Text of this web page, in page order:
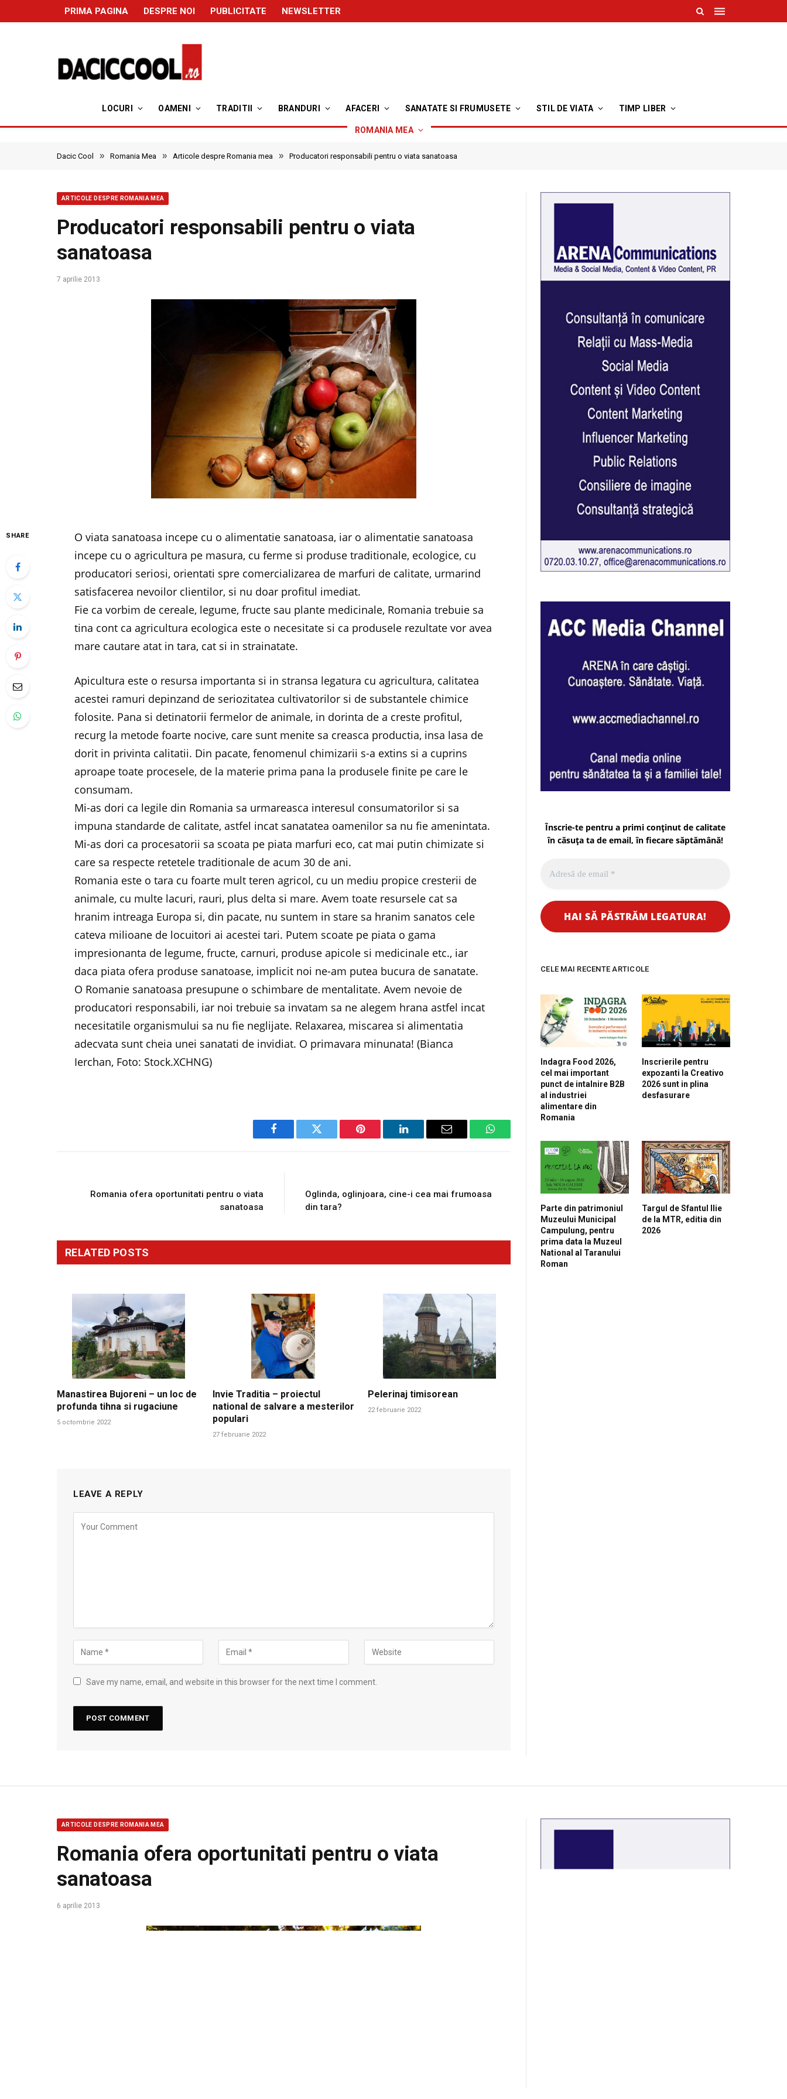
PRIMA PAGINA DESPRE NOI PUBLICITATE NEWSLETTER
LOCURI OAMENI TRADITII BRANDURI AFACERI SANATATE SI FRUMUSETE STIL DE VIATA TIMP LIBER
ROMANIA MEA
Dacic Cool » Romania Mea » Articole despre Romania mea » Producatori responsabili pentru o viata sanatoasa
ARTICOLE DESPRE ROMANIA MEA
Producatori responsabili pentru o viata
sanatoasa
7 aprilie 2013
SHARE
O viata sanatoasa incepe cu o alimentatie sanatoasa, iar o alimentatie sanatoasa
incepe cu o agricultura pe masura, cu ferme si produse traditionale, ecologice, cu
producatori seriosi, orientati spre comercializarea de marfuri de calitate, urmarind
satisfacerea nevoilor clientilor, si nu doar profitul imediat.
Fie ca vorbim de cereale, legume, fructe sau plante medicinale, Romania trebuie sa
tina cont ca agricultura ecologica este o necesitate si ca produsele rezultate vor avea
mare cautare atat in tara, cat si in strainatate.
Apicultura este o resursa importanta si in stransa legatura cu agricultura, calitatea
acestei ramuri depinzand de seriozitatea cultivatorilor si de substantele chimice
folosite. Pana si detinatorii fermelor de animale, in dorinta de a creste profitul,
recurg la metode foarte nocive, care sunt menite sa creasca productia, insa lasa de
dorit in privinta calitatii. Din pacate, fenomenul chimizarii s-a extins si a cuprins
aproape toate procesele, de la materie prima pana la produsele finite pe care le
consumam.
Mi-as dori ca legile din Romania sa urmareasca interesul consumatorilor si sa
impuna standarde de calitate, astfel incat sanatatea oamenilor sa nu fie amenintata.
Mi-as dori ca procesatorii sa scoata pe piata marfuri eco, cat mai putin chimizate si
care sa respecte retetele traditionale de acum 30 de ani.
Romania este o tara cu foarte mult teren agricol, cu un mediu propice cresterii de
animale, cu multe lacuri, rauri, plus delta si mare. Avem toate resursele cat sa
hranim intreaga Europa si, din pacate, nu suntem in stare sa hranim sanatos cele
cateva milioane de locuitori ai acestei tari. Putem scoate pe piata o gama
impresionanta de legume, fructe, carnuri, produse apicole si medicinale etc., iar
daca piata ofera produse sanatoase, implicit noi ne-am putea bucura de sanatate.
O Romanie sanatoasa presupune o schimbare de mentalitate. Avem nevoie de
producatori responsabili, iar noi trebuie sa invatam sa ne alegem hrana astfel incat
necesitatile organismului sa nu fie neglijate. Relaxarea, miscarea si alimentatia
adecvata sunt cheia unei sanatati de invidiat. O primavara minunata! (Bianca
Ierchan, Foto: Stock.XCHNG)
Facebook Twitter Pinterest LinkedIn Email WhatsApp
Romania ofera oportunitati pentru o viata
sanatoasa
Oglinda, oglinjoara, cine-i cea mai frumoasa
din tara?
RELATED POSTS
Manastirea Bujoreni – un loc de
profunda tihna si rugaciune
5 octombrie 2022
Invie Traditia – proiectul
national de salvare a mesterilor
populari
27 februarie 2022
Pelerinaj timisorean
22 februarie 2022
LEAVE A REPLY
Save my name, email, and website in this browser for the next time I comment.
Înscrie-te pentru a primi conținut de calitate
în căsuța ta de email, în fiecare săptămână!
CELE MAI RECENTE ARTICOLE
Indagra Food 2026,
cel mai important
punct de intalnire B2B
al industriei
alimentare din
Romania
Inscrierile pentru
expozanti la Creativo
2026 sunt in plina
desfasurare
Parte din patrimoniul
Muzeului Municipal
Campulung, pentru
prima data la Muzeul
National al Taranului
Roman
Targul de Sfantul Ilie
de la MTR, editia din
2026
ARTICOLE DESPRE ROMANIA MEA
Romania ofera oportunitati pentru o viata
sanatoasa
6 aprilie 2013